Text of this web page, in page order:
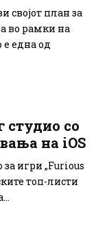
својот план за
во рамки на
е една од
студио со
на iOS
за игри „Furious
топ-листи